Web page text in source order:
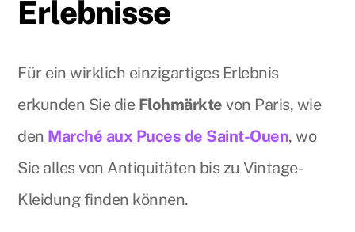
Erlebnisse
Für ein wirklich einzigartiges Erlebnis
erkunden Sie die Flohmärktevon Paris, wie
den Marché aux Puces de Saint-Ouen, wo
Sie alles von Antiquitäten bis zu Vintage-
Kleidung finden können.